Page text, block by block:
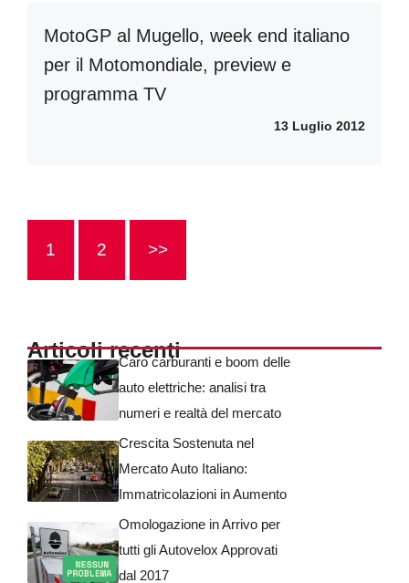
MotoGP al Mugello, week end italiano
per il Motomondiale, preview e
programma TV
13 Luglio 2012
1 2 >>
Articoli recentiCaro carburanti e boom delle
auto elettriche: analisi tra
numeri e realtà del mercato
Crescita Sostenuta nel
Mercato Auto Italiano:
Immatricolazioni in Aumento
Omologazione in Arrivo per
tutti gli Autovelox Approvati
dal 2017